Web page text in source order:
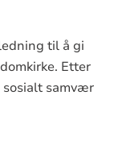
til å gi
Etter
sosialt samvær